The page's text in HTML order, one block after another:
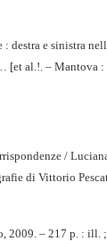
destra e sinistra
al.!. – Mantova :
/
di Vittorio
2009. – 217 p. : ill.